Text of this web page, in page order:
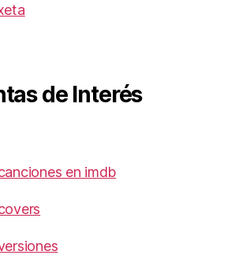
de Interés
en imdb